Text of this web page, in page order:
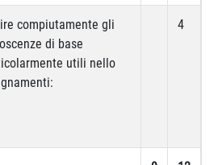
compiutamente gli
di base
utili nello
4